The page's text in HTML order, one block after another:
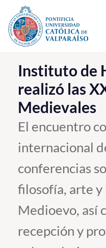
Click acá para ir directamente
La Universidad
Investigación, Creación
PUCV Internacional
Vinculación con el Medio
Pregrado
Instituto de
realizó las
Medievales
El encuentro
internacional
conferencias
filosofía, arte
Medioevo, así
recepción y